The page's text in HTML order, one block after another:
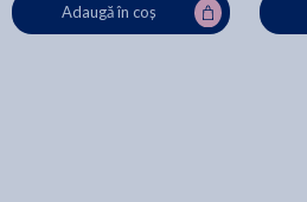
Adaugă în coș